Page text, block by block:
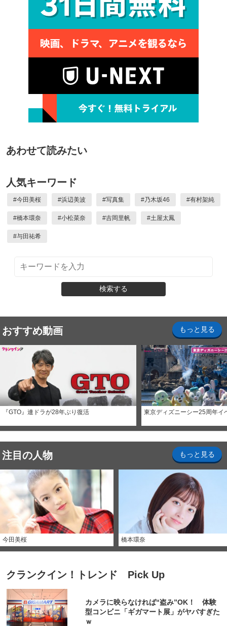
あわせて読みたい
人気キーワード
#今田美桜 #浜辺美波 #写真集 #乃木坂46 #有村架純
#橋本環奈 #小松菜奈 #吉岡里帆 #土屋太鳳
#与田祐希
検索する
おすすめ動画 もっと見る
『GTO』連ドラが28年ぶり復活 東京ディズニーシー25周年イ
注目の人物 もっと見る
今田美桜 橋本環奈
クランクイン！トレンド Pick Up
カメラに映らなければ“盗み”OK！ 体験
型コンビニ「ギガマート展」がヤバすぎた
ｗ